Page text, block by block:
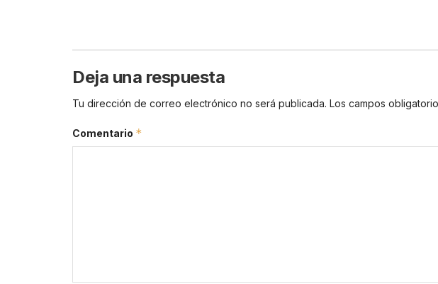
Deja una respuesta
Tu dirección de correo electrónico no será publicada. Los campos
Comentario *